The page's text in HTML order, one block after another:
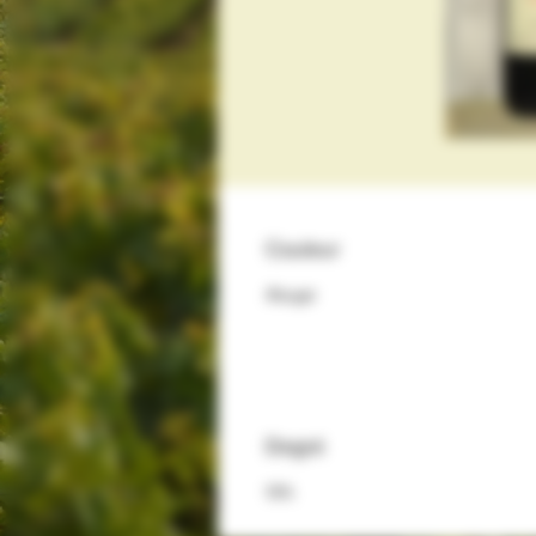
Couleur
Rouge
Degré